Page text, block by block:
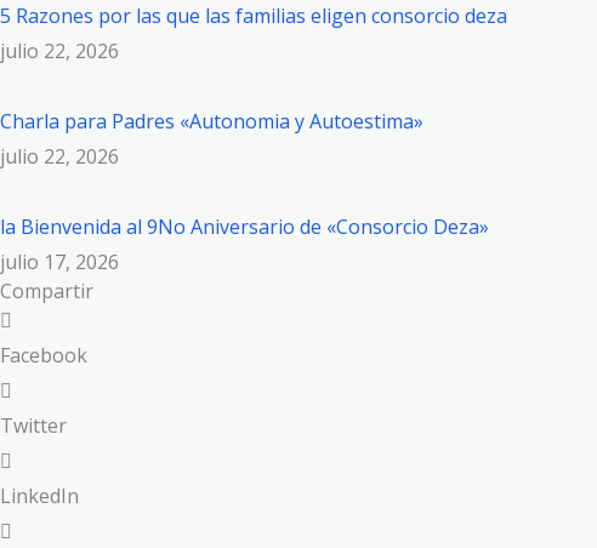
5 Razones por las que las familias eligen consorcio deza
julio 22, 2026
Charla para Padres «Autonomia y Autoestima»
julio 22, 2026
la Bienvenida al 9No Aniversario de «Consorcio Deza»
julio 17, 2026
Compartir
Facebook
Twitter
LinkedIn